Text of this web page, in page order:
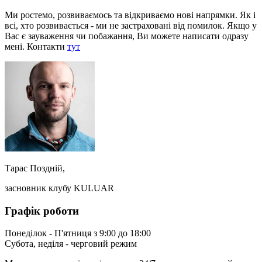
Ми ростемо, розвиваємось та відкриваємо нові напрямки. Як і
всі, хто розвивається - ми не застраховані від помилок. Якщо у
Вас є зауваження чи побажання, Ви можете написати одразу
мені. Контакти тут
Тарас Поздній,
засновник клубу KULUAR
Графік роботи
Понеділок - П'ятниця з 9:00 до 18:00
Субота, неділя - черговий режим